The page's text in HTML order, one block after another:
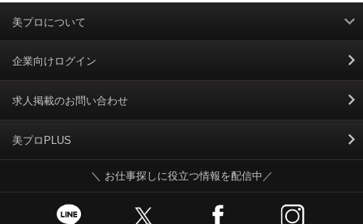
美プロについて
利用規約
掲載規約
個人情報保護ポリシー
個人情報のお取り扱いについて
Cookieポリシー
企業向けログイン
求人掲載のお問い合わせ
美プロPLUS
＼ お仕事探しに役立つ情報を配信中／